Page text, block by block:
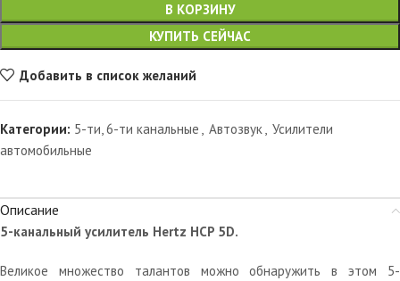
В КОРЗИНУ
КУПИТЬ СЕЙЧАС
Добавить в список желаний
Категории: 5-ти, 6-ти канальные , Автозвук, Усилители
автомобильные
Описание
5-канальный усилитель Hertz HCP 5D.
Великое множество талантов можно обнаружить в этом 5-